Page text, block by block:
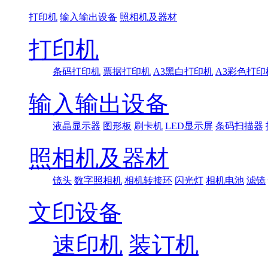
打印机 输入输出设备 照相机及器材
打印机
条码打印机 票据打印机 A3黑白打印机 A3彩色打印
输入输出设备
液晶显示器 图形板 刷卡机 LED显示屏 条码扫描器
照相机及器材
镜头 数字照相机 相机转接环 闪光灯 相机电池 滤镜
文印设备
速印机 装订机